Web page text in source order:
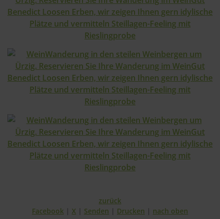
zurück
Facebook
X Senden Drucken nach oben